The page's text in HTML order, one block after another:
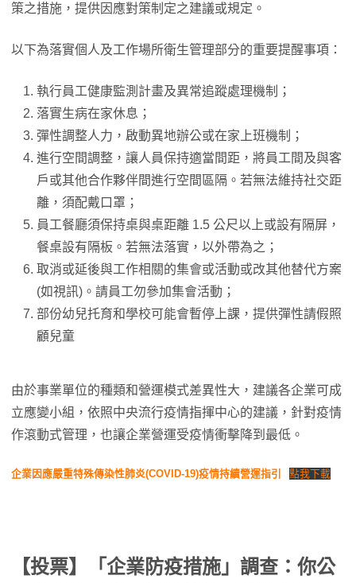
策之措施，提供因應對策制定之建議或規定。
以下為落實個人及工作場所衛生管理部分的重要提醒事項：
執行員工健康監測計畫及異常追蹤處理機制；
落實生病在家休息；
彈性調整人力，啟動異地辦公或在家上班機制；
進行空間調整，讓人員保持適當間距，將員工間及與客
戶或其他合作夥伴間進行空間區隔。若無法維持社交距
離，須配戴口罩；
員工餐廳須保持桌與桌距離 1.5 公尺以上或設有隔屏，
餐桌設有隔板。若無法落實，以外帶為之；
取消或延後與工作相關的集會或活動或改其他替代方案
(如視訊)。請員工勿參加集會活動；
部份幼兒托育和學校可能會暫停上課，提供彈性請假照
顧兒童
由於事業單位的種類和營運模式差異性大，建議各企業可成
立應變小組，依照中央流行疫情指揮中心的建議，針對疫情
作滾動式管理，也讓企業營運受疫情衝擊降到最低。
企業因應嚴重特殊傳染性肺炎(COVID-19)疫情持續營運指引 點我下載
【投票】「企業防疫措施」調查：你公